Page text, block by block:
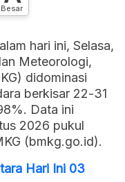
Besar
hari ini, Selasa,
Meteorologi,
didominasi
berkisar 22-31
Data ini
2026 pukul
(bmkg.go.id).
Hari Ini 03